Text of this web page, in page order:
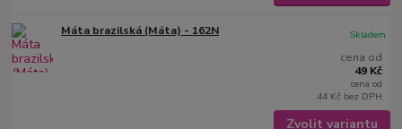
Máta brazilská (Máta) - 162N
cena od
49 Kč
cena od
44 Kč bez DPH
Skladem
Zvolit variantu